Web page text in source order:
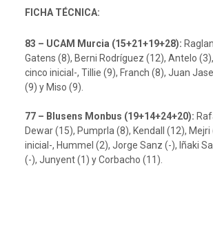
FICHA TÉCNICA:
83 – UCAM Murcia (15+21+19+28):
Gatens (8), Berni Rodríguez (12), Antelo
cinco inicial-, Tillie (9), Franch (8), Juan
(9) y Miso (9).
77 – Blusens Monbus (19+14+24+20):
Dewar (15), Pumprla (8), Kendall (12),
inicial-, Hummel (2), Jorge Sanz (-), Iñaki
(-), Junyent (1) y Corbacho (11).